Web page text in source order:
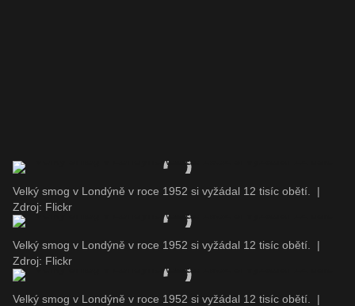
Velký smog v Londýně v roce 1952 si vyžádal 12 tisíc obětí.
|
Zdroj: Flickr
Velký smog v Londýně v roce 1952 si vyžádal 12 tisíc obětí.
|
Zdroj: Flickr
Velký smog v Londýně v roce 1952 si vyžádal 12 tisíc obětí.
|